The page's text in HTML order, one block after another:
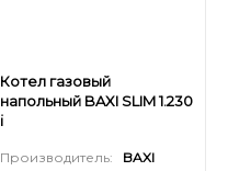
Котел газовый
напольный BAXI SLIM 1.230
i
Производитель:
BAXI